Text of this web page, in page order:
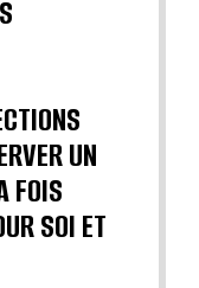
UN
FOIS
SOI ET